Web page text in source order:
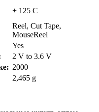
+ 125 C
Reel, Cut Tape,
MouseReel
Yes
2 V to 3.6 V
2000
2,465 g